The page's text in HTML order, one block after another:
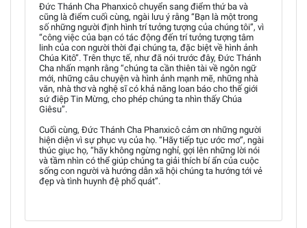
Đức Thánh Cha Phanxicô chuyển sang điểm thứ ba và
cũng là điểm cuối cùng, ngài lưu ý rằng “Bạn là một trong
số những người định hình trí tưởng tượng của chúng tôi”, vì
“công việc của bạn có tác động đến trí tưởng tượng tâm
linh của con người thời đại chúng ta, đặc biệt về hình ảnh
Chúa Kitô”. Trên thực tế, như đã nói trước đây, Đức Thánh
Cha nhấn mạnh rằng “chúng ta cần thiên tài về ngôn ngữ
mới, những câu chuyện và hình ảnh mạnh mẽ, những nhà
văn, nhà thơ và nghệ sĩ có khả năng loan báo cho thế giới
sứ điệp Tin Mừng, cho phép chúng ta nhìn thấy Chúa
Giêsu”.
Cuối cùng, Đức Thánh Cha Phanxicô cảm ơn những người
hiện diện vì sự phục vụ của họ. “Hãy tiếp tục ước mơ”, ngài
thúc giục họ, “hãy không ngừng nghỉ, gợi lên những lời nói
và tầm nhìn có thể giúp chúng ta giải thích bí ẩn của cuộc
sống con người và hướng dẫn xã hội chúng ta hướng tới vẻ
đẹp và tình huynh đệ phổ quát”.